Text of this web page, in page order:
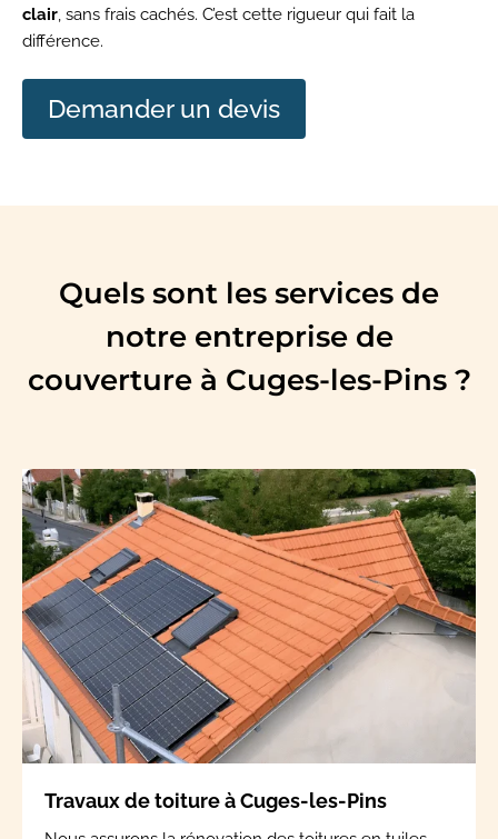
clair, sans frais cachés. C’est cette rigueur qui fait la
différence.
Demander un devis
Quels sont les services de
notre entreprise de
couverture à Cuges-les-Pins ?
Travaux de toiture à Cuges-les-Pins